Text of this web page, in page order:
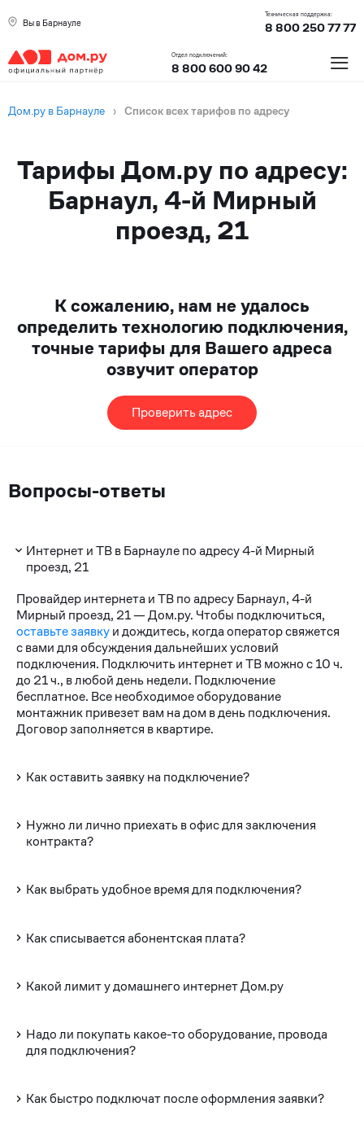
Вы в Барнауле
Техническая поддержка:
8 800 250 77 77
Отдел подключений:
8 800 600 90 42 ≡
Дом.ру в Барнауле › Список всех тарифов по адресу
Тарифы Дом.ру по адресу:
Барнаул, 4-й Мирный
проезд, 21
К сожалению, нам не удалось
определить технологию подключения,
точные тарифы для Вашего адреса
озвучит оператор
Проверить адрес
Вопросы-ответы
Интернет и ТВ в Барнауле по адресу 4-й Мирный
проезд, 21
Провайдер интернета и ТВ по адресу Барнаул, 4-й
Мирный проезд, 21 — Дом.ру. Чтобы подключиться,
оставьте заявкуи дождитесь, когда оператор свяжется
с вами для обсуждения дальнейших условий
подключения. Подключить интернет и ТВ можно с 10 ч.
до 21 ч., в любой день недели. Подключение
бесплатное. Все необходимое оборудование
монтажник привезет вам на дом в день подключения.
Договор заполняется в квартире.
Как оставить заявку на подключение?
Нужно ли лично приехать в офис для заключения
контракта?
Как выбрать удобное время для подключения?
Как списывается абонентская плата?
Какой лимит у домашнего интернет Дом.ру
Надо ли покупать какое-то оборудование, провода
для подключения?
Как быстро подключат после оформления заявки?